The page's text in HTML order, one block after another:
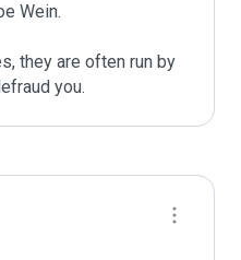
Wein.
they are often run by
you.